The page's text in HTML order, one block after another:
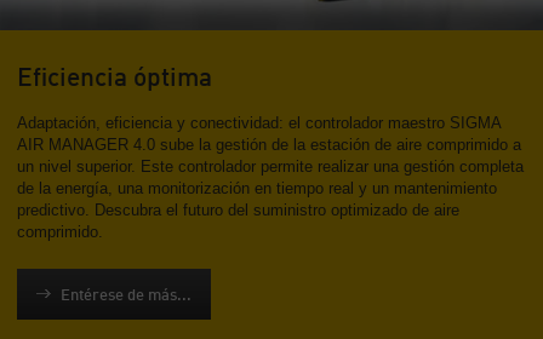
-
de
aire
comprimido
-
Contenido
Kaeser
Eficiencia óptima
Adaptación, eficiencia y conectividad: el controlador maestro SIGMA
AIR MANAGER 4.0 sube la gestión de la estación de aire comprimido a
un nivel superior. Este controlador permite realizar una gestión completa
de la energía, una monitorización en tiempo real y un mantenimiento
predictivo. Descubra el futuro del suministro optimizado de aire
comprimido.
Entérese de más...